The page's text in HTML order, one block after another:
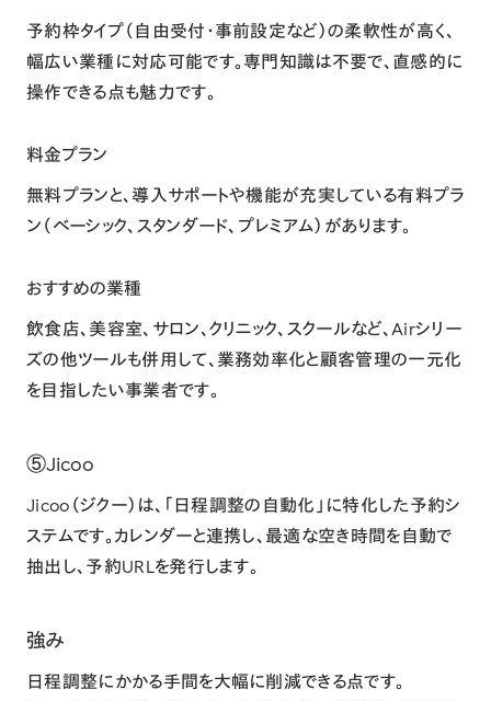
予約枠タイプ（自由受付・事前設定など）の柔軟性が高く、
幅広い業種に対応可能です。専門知識は不要で、直感的に
操作できる点も魅力です。
料金プラン
無料プランと、導入サポートや機能が充実している有料プラ
ン（ベーシック、スタンダード、プレミアム）があります。
おすすめの業種
飲食店、美容室、サロン、クリニック、スクールなど、Airシリー
ズの他ツールも併用して、業務効率化と顧客管理の一元化
を目指したい事業者です。
⑤Jicoo
Jicoo（ジクー）は、「日程調整の自動化」に特化した予約シ
ステムです。カレンダーと連携し、最適な空き時間を自動で
抽出し、予約URLを発行します。
強み
日程調整にかかる手間を大幅に削減できる点です。